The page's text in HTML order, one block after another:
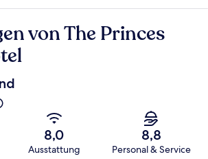
von The Princes
8,0
Ausstattung
8,8
Personal & Service